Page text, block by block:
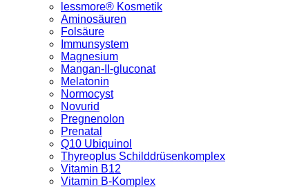
lessmore® Kosmetik
Aminosäuren
Folsäure
Immunsystem
Magnesium
Mangan-II-gluconat
Melatonin
Normocyst
Novurid
Pregnenolon
Prenatal
Q10 Ubiquinol
Thyreoplus Schilddrüsenkomplex
Vitamin B12
Vitamin B-Komplex